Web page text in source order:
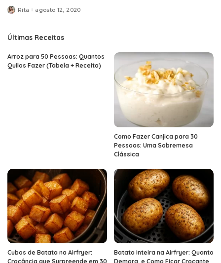
Posted
Rita agosto 12, 2020
Últimas Receitas
Arroz para 50 Pessoas: Quantos
Quilos Fazer (Tabela + Receita)
Como Fazer Canjica para 30
Pessoas: Uma Sobremesa
Clássica
Cubos de Batata na Airfryer:
Crocância que Surpreende em 30
Batata Inteira na Airfryer: Quanto
Demora, e Como Ficar Crocante